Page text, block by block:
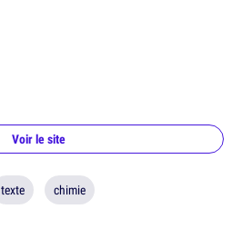
Voir le site
texte chimie